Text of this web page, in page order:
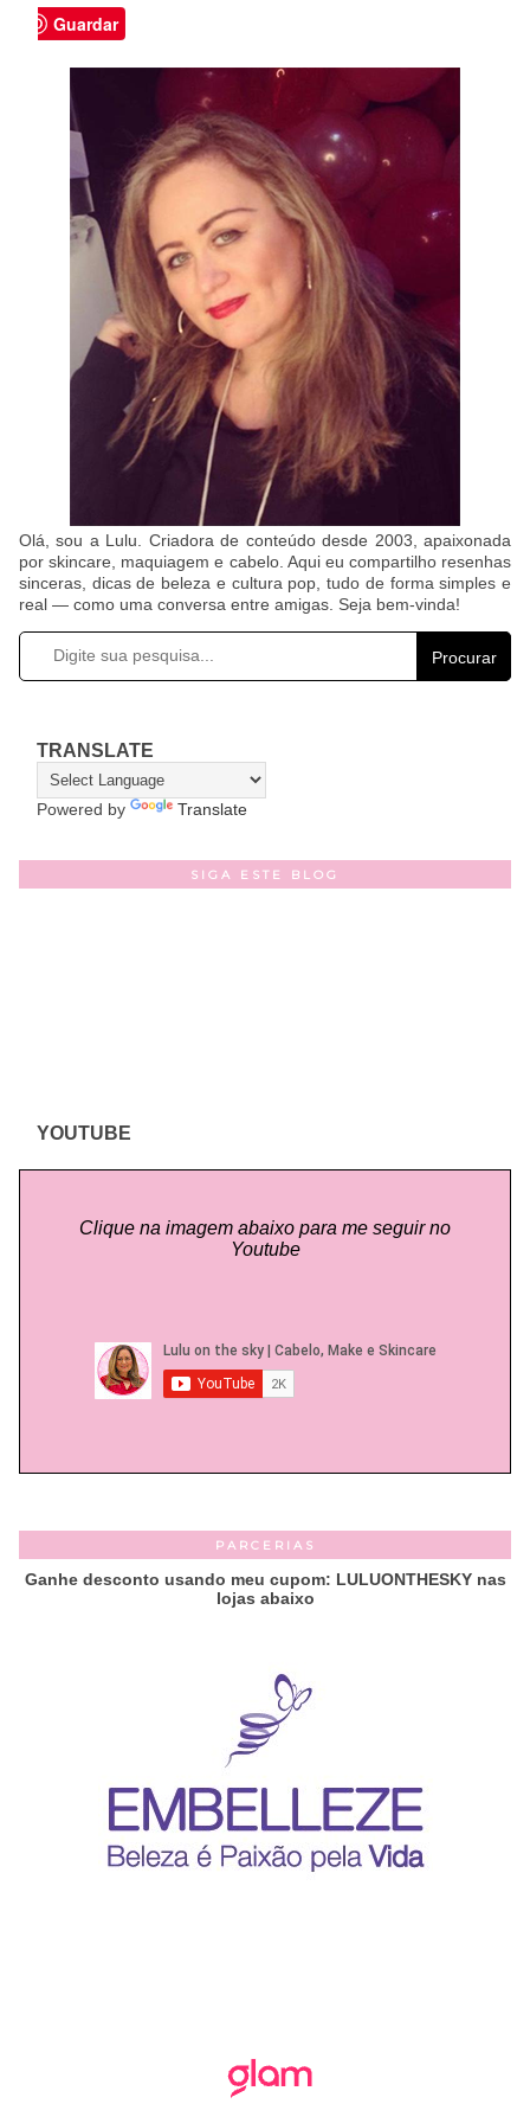
Guardar
Olá, sou a Lulu. Criadora de conteúdo desde 2003, apaixonada
por skincare, maquiagem e cabelo. Aqui eu compartilho resenhas
sinceras, dicas de beleza e cultura pop, tudo de forma simples e
real — como uma conversa entre amigas. Seja bem-vinda!
Procurar
TRANSLATE
Powered by Translate
SIGA ESTE BLOG
YOUTUBE
Clique na imagem abaixo para me seguir no
Youtube
PARCERIAS
Ganhe desconto usando meu cupom: LULUONTHESKY nas
lojas abaixo